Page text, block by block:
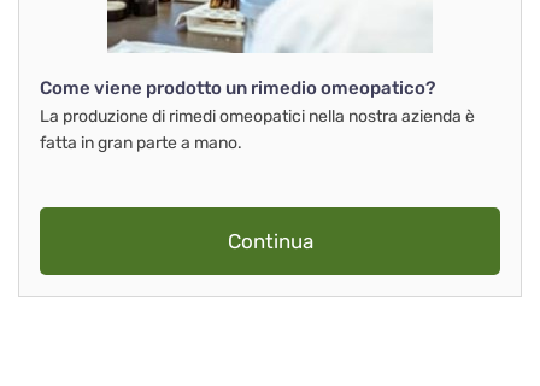
Come viene prodotto un rimedio omeopatico?
La produzione di rimedi omeopatici nella nostra azienda è
fatta in gran parte a mano.
Continua